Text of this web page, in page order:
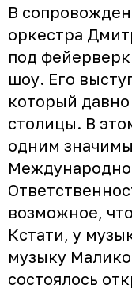
В
оркестра
под
шоу. Его
который
столицы. В
одним
возможное,
Кстати, у
музыку
состоялось